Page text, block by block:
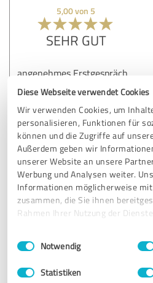
Diese Webseite verwendet Cookies
Wir verwenden Cookies, um
personalisieren, Funktionen für
können und die Zugriffe auf
Außerdem geben wir
unserer Website an unsere
Werbung und Analysen weiter.
Informationen möglicherweise
zusammen, die Sie ihnen
Rahmen Ihrer Nutzung der
Impressum
Einwilligungsauswahl
Notwendig
Statistiken
5,00 von 5
SEHR GUT
angenehmes Erstgespräch
Erfahrungsbericht & Bewertung
M E D I F I N
11.01.2024 Anonym
4,40 von 5
schwierig klare Antworten auf